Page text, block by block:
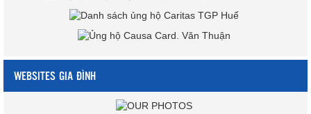
WEBSITES GIA ĐÌNH